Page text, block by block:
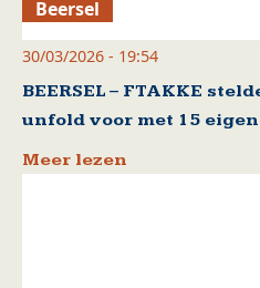
Beersel
30/03/2026 - 19:54
BEERSEL – FTAKKE
unfold voor met 15
Meer lezen